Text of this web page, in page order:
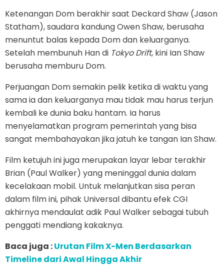
Ketenangan Dom berakhir saat Deckard Shaw (Jason
Statham), saudara kandung Owen Shaw, berusaha
menuntut balas kepada Dom dan keluarganya.
Setelah membunuh Han di Tokyo Drift, kini Ian Shaw
berusaha memburu Dom.
Perjuangan Dom semakin pelik ketika di waktu yang
sama ia dan keluarganya mau tidak mau harus terjun
kembali ke dunia baku hantam. Ia harus
menyelamatkan program pemerintah yang bisa
sangat membahayakan jika jatuh ke tangan Ian Shaw.
Film ketujuh ini juga merupakan layar lebar terakhir
Brian (Paul Walker) yang meninggal dunia dalam
kecelakaan mobil. Untuk melanjutkan sisa peran
dalam film ini, pihak Universal dibantu efek CGI
akhirnya mendaulat adik Paul Walker sebagai tubuh
penggati mendiang kakaknya.
Baca juga :Urutan Film X-Men Berdasarkan
Timeline dari Awal Hingga Akhir